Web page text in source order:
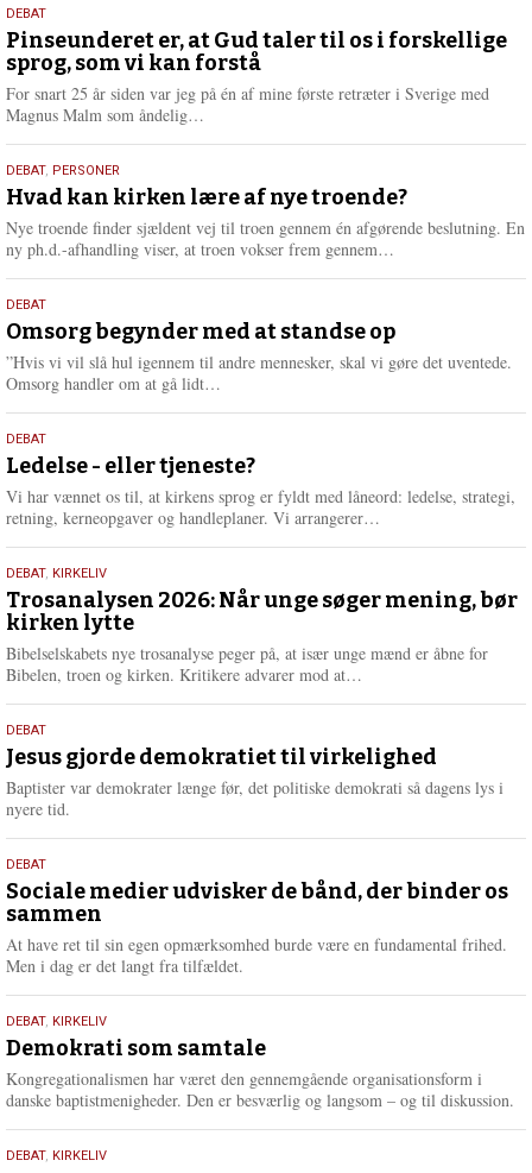
5.
august
2026
DEBAT
Pinseunderet er, at Gud taler til os i forskellige
sprog, som vi kan forstå
For snart 25 år siden var jeg på én af mine første retræter i Sverige med
Magnus Malm som åndelig…
e
e
25.
juli
2026
DEBAT, PERSONER
Hvad kan kirken lære af nye troende?
Nye troende finder sjældent vej til troen gennem én afgørende beslutning. En
ny ph.d.-afhandling viser, at troen vokser frem gennem…
e
e
9.
juli
2026
DEBAT
Omsorg begynder med at standse op
”Hvis vi vil slå hul igennem til andre mennesker, skal vi gøre det uventede.
Omsorg handler om at gå lidt…
e
e
10.
juni
2026
DEBAT
Ledelse - eller tjeneste?
Vi har vænnet os til, at kirkens sprog er fyldt med låneord: ledelse, strategi,
retning, kerneopgaver og handleplaner. Vi arrangerer…
e
2.
juni
2026
DEBAT, KIRKELIV
Trosanalysen 2026: Når unge søger mening, bør
kirken lytte
Bibelselskabets nye trosanalyse peger på, at især unge mænd er åbne for
Bibelen, troen og kirken. Kritikere advarer mod at…
e
e
18.
maj
2026
DEBAT
Jesus gjorde demokratiet til virkelighed
Baptister var demokrater længe før, det politiske demokrati så dagens lys i
nyere tid.
18.
maj
2026
DEBAT
Sociale medier udvisker de bånd, der binder os
sammen
At have ret til sin egen opmærksomhed burde være en fundamental frihed.
Men i dag er det langt fra tilfældet.
18.
maj
2026
DEBAT, KIRKELIV
Demokrati som samtale
Kongregationalismen har været den gennemgående organisationsform i
danske baptistmenigheder. Den er besværlig og langsom – og til diskussion.
18.
DEBAT, KIRKELIV